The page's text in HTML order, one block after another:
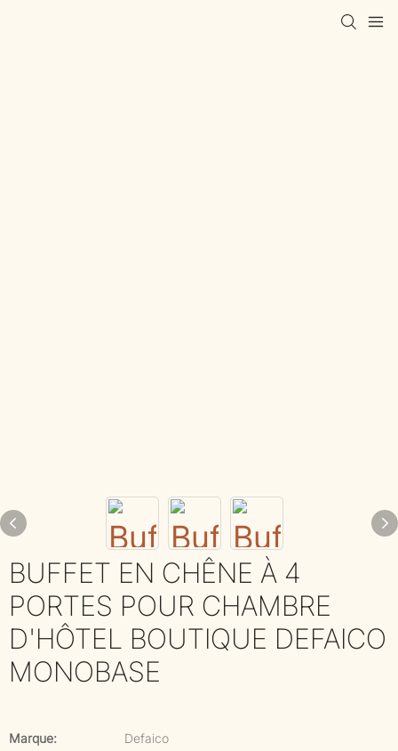
BUFFET EN CHÊNE À 4
PORTES POUR CHAMBRE
D'HÔTEL BOUTIQUE DEFAICO
MONOBASE
Marque:
Defaico